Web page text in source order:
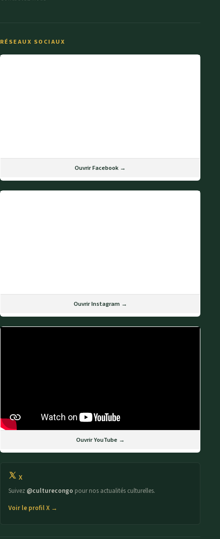
RÉSEAUX SOCIAUX
Ouvrir Facebook →
Ouvrir Instagram →
Ouvrir YouTube →
X
Suivez @culturecongo pour nos actualités culturelles.
Voir le profil X →